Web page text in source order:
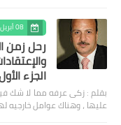
08 أبريل 2020
رحل زمن
الجزء
بقلم : زكى عرفه مما لا شك
عليها ، وهناك عوامل خارجيه